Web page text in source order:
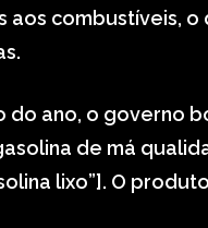
aos combustíveis,
do ano, o governo
de má
lixo”]. O